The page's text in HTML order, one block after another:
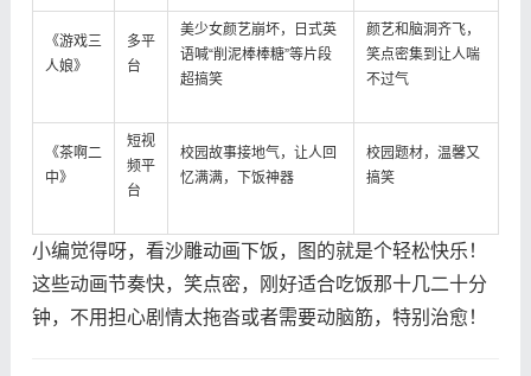
《游戏三
人娘》
多平
台
美少女颜艺崩坏，日式英
语喊“削泥棒棒糖”等片段
超搞笑
颜艺和脑洞齐飞，
笑点密集到让人喘
不过气
《茶啊二
中》
短视
频平
台
校园故事接地气，让人回
忆满满，下饭神器
校园题材，温馨又
搞笑
小编觉得呀，看沙雕动画下饭，图的就是个轻松快乐！
这些动画节奏快，笑点密，刚好适合吃饭那十几二十分
钟，不用担心剧情太拖沓或者需要动脑筋，特别治愈！